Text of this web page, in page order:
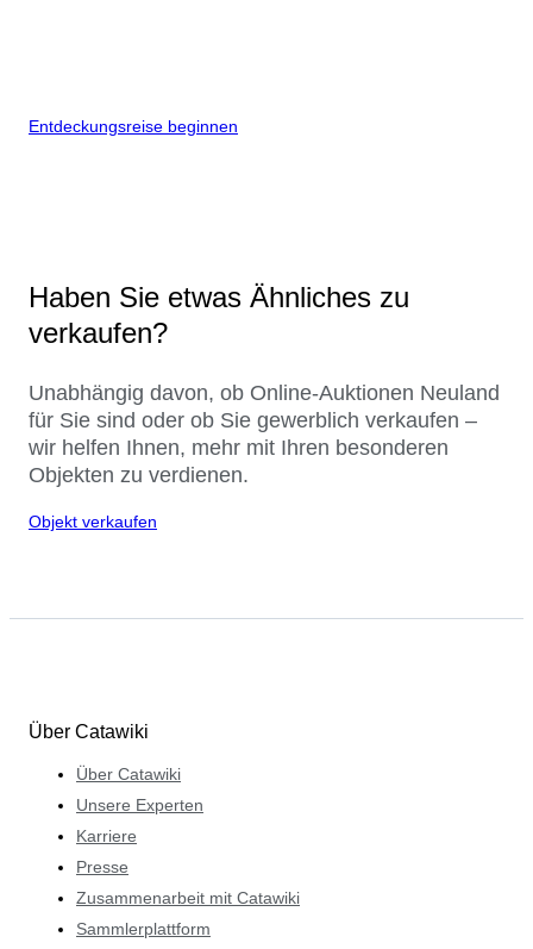
Entdeckungsreise beginnen
Haben Sie etwas Ähnliches zu
verkaufen?
Unabhängig davon, ob Online-Auktionen Neuland
für Sie sind oder ob Sie gewerblich verkaufen –
wir helfen Ihnen, mehr mit Ihren besonderen
Objekten zu verdienen.
Objekt verkaufen
Über Catawiki
Über Catawiki
Unsere Experten
Karriere
Presse
Zusammenarbeit mit Catawiki
Sammlerplattform